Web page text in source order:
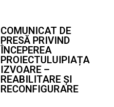
COMUNICAT DE
PRESĂ PRIVIND
ÎNCEPEREA
PROIECTULUIPIAȚA
IZVOARE –
REABILITARE ȘI
RECONFIGURARE